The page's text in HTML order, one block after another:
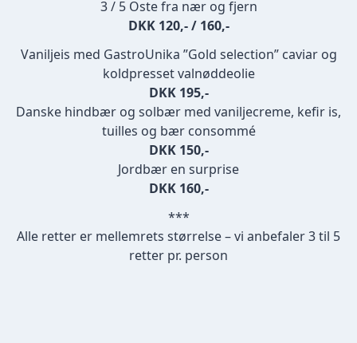
3 / 5 Oste fra nær og fjern
DKK 120,- / 160,-
Vaniljeis med GastroUnika ”Gold selection” caviar og
koldpresset valnøddeolie
DKK 195,-
Danske hindbær og solbær med vaniljecreme, kefir is,
tuilles og bær consommé
DKK 150,-
Jordbær en surprise
DKK 160,-
***
Alle retter er mellemrets størrelse – vi anbefaler 3 til 5
retter pr. person